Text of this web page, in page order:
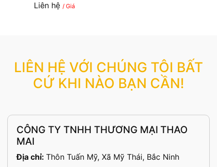
Liên hệ / Giá
LIÊN HỆ VỚI CHÚNG TÔI BẤT
CỨ KHI NÀO BẠN CẦN!
CÔNG TY TNHH THƯƠNG MẠI THAO
MAI
Địa chỉ: Thôn Tuấn Mỹ, Xã Mỹ Thái, Bắc Ninh